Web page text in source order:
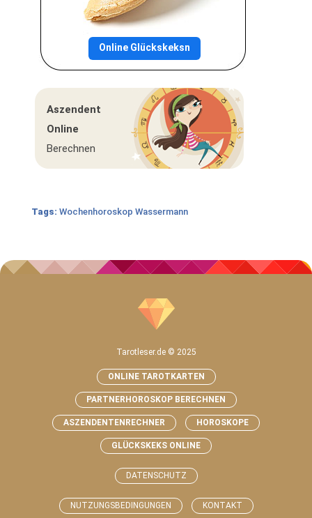
Online Glückskeksn
Aszendent
Online
Berechnen
Tags: Wochenhoroskop Wassermann
Tarotleser.de © 2025
ONLINE TAROTKARTEN
PARTNERHOROSKOP BERECHNEN
ASZENDENTENRECHNER HOROSKOPE
GLÜCKSKEKS ONLINE
DATENSCHUTZ
NUTZUNGSBEDINGUNGEN KONTAKT